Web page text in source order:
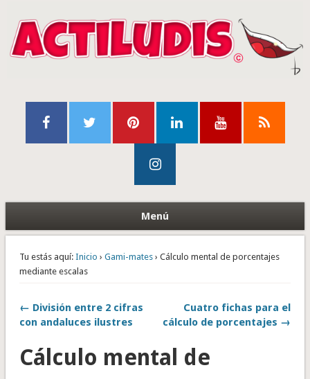
Menú
Tu estás aquí: Inicio › Gami-mates› Cálculo mental de porcentajes
mediante escalas
← División entre 2 cifras
con andaluces ilustres
Cuatro fichas para el
cálculo de porcentajes →
Cálculo mental de